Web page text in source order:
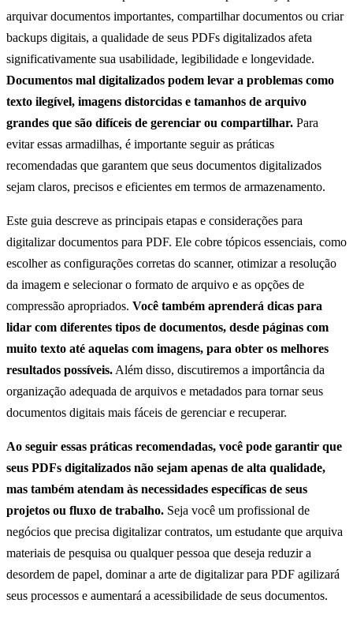
arquivar documentos importantes, compartilhar documentos ou criar
backups digitais, a qualidade de seus PDFs digitalizados afeta
significativamente sua usabilidade, legibilidade e longevidade.
Documentos mal digitalizados podem levar a problemas como
texto ilegível, imagens distorcidas e tamanhos de arquivo
grandes que são difíceis de gerenciar ou compartilhar. Para
evitar essas armadilhas, é importante seguir as práticas
recomendadas que garantem que seus documentos digitalizados
sejam claros, precisos e eficientes em termos de armazenamento.
Este guia descreve as principais etapas e considerações para
digitalizar documentos para PDF. Ele cobre tópicos essenciais, como
escolher as configurações corretas do scanner, otimizar a resolução
da imagem e selecionar o formato de arquivo e as opções de
compressão apropriados. Você também aprenderá dicas para
lidar com diferentes tipos de documentos, desde páginas com
muito texto até aquelas com imagens, para obter os melhores
resultados possíveis. Além disso, discutiremos a importância da
organização adequada de arquivos e metadados para tornar seus
documentos digitais mais fáceis de gerenciar e recuperar.
Ao seguir essas práticas recomendadas, você pode garantir que
seus PDFs digitalizados não sejam apenas de alta qualidade,
mas também atendam às necessidades específicas de seus
projetos ou fluxo de trabalho. Seja você um profissional de
negócios que precisa digitalizar contratos, um estudante que arquiva
materiais de pesquisa ou qualquer pessoa que deseja reduzir a
desordem de papel, dominar a arte de digitalizar para PDF agilizará
seus processos e aumentará a acessibilidade de seus documentos.